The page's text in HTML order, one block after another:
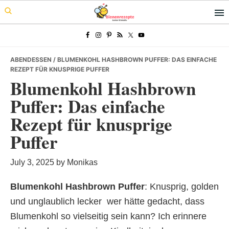
Skip
to
Skip
to
Skip
to
ABENDESSEN / BLUMENKOHL HASHBROWN PUFFER: DAS EINFACHE
REZEPT FÜR KNUSPRIGE PUFFER
Blumenkohl Hashbrown
Puffer: Das einfache
Rezept für knusprige
Puffer
July 3, 2025 by Monikas
Blumenkohl Hashbrown Puffer: Knusprig, golden
und unglaublich lecker  wer hätte gedacht, dass
Blumenkohl so vielseitig sein kann? Ich erinnere